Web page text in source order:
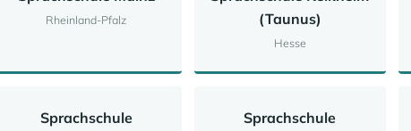
Rheinland-Pfalz
(Taunus)
Hesse
Sprachschule
Sprachschule